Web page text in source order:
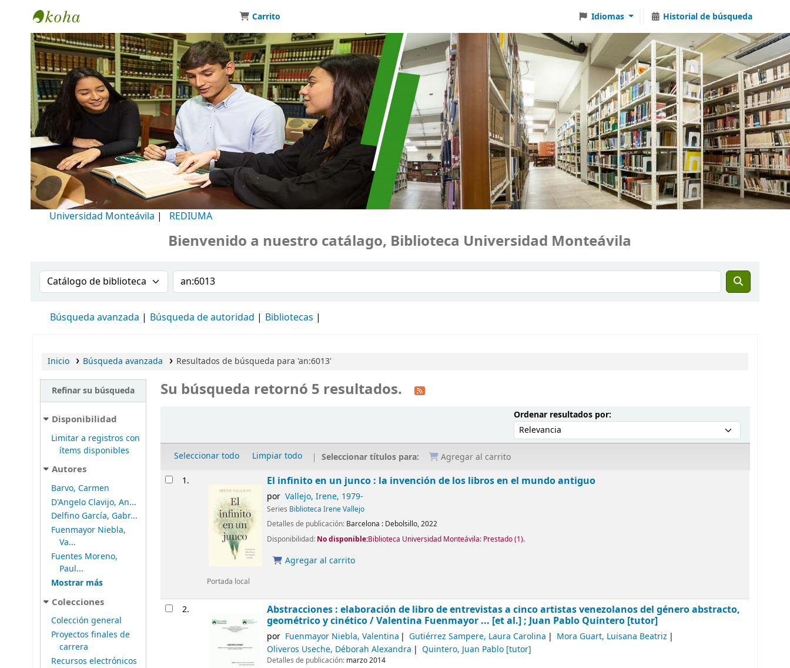
Biblioteca Universidad Monteávila
Carrito Idiomas Historial de búsqueda
Universidad Monteávila | REDIUMA
Bienvenido a nuestro catálago, Biblioteca Universidad Monteávila
Buscar en el catálogo por:Buscar en el catálogo
Búsqueda avanzada Búsqueda de autoridad Bibliotecas
Inicio Búsqueda avanzada Resultados de búsqueda para 'an:6013'
Refinar su búsqueda
Disponibilidad
Limitar a registros con
ítems disponibles
Autores
Barvo, Carmen
D'Angelo Clavijo, An...
Delfino García, Gabr...
Fuenmayor Niebla,
Va...
Fuentes Moreno,
Paul...
Mostrar más
Colecciones
Colección general
Proyectos finales de
carrera
Recursos electrónicos
Su búsqueda retornó 5 resultados.
Ordenar resultados por:Ordenar por:
Seleccionar todo Limpiar todo Seleccionar títulos para: Agregar al carrito
Resultados
1.
Portada local
El infinito en un junco : la invención de los libros en el mundo antiguo
por Vallejo, Irene, 1979-
Series Biblioteca Irene Vallejo
Detalles de publicación: Barcelona : Debolsillo,2022
Disponibilidad: No disponible:Biblioteca Universidad Monteávila: Prestado(1).
Agregar al carrito
2.
Abstracciones : elaboración de libro de entrevistas a cinco artistas venezolanos del género abstracto,
geométrico y cinético /Valentina Fuenmayor ... [et al.] ; Juan Pablo Quintero [tutor]
por Fuenmayor Niebla, Valentina Gutiérrez Sampere, Laura Carolina
Mora Guart, Luisana Beatriz
Oliveros Useche, Déborah Alexandra
Quintero, Juan Pablo [tutor]
Detalles de publicación: marzo 2014